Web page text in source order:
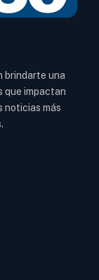
brindarte una
que impactan
noticias más